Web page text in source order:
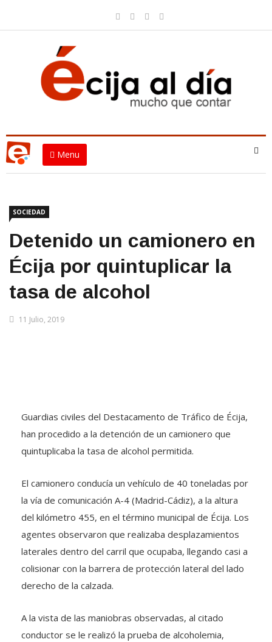
Menu
SOCIEDAD
Detenido un camionero en
Écija por quintuplicar la
tasa de alcohol
11 Julio, 2019
Guardias civiles del Destacamento de Tráfico de Écija,
han procedido a la detención de un camionero que
quintuplicaba la tasa de alcohol permitida.
El camionero conducía un vehículo de 40 toneladas por
la vía de comunicación A-4 (Madrid-Cádiz), a la altura
del kilómetro 455, en el término municipal de Écija. Los
agentes observaron que realizaba desplazamientos
laterales dentro del carril que ocupaba, llegando casi a
colisionar con la barrera de protección lateral del lado
derecho de la calzada.
A la vista de las maniobras observadas, al citado
conductor se le realizó la prueba de alcoholemia,